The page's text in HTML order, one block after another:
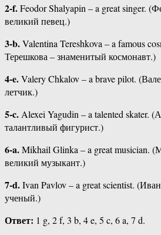
2-f.Feodor Shalyapin – a great singer.
великий певец.)
3-b.Valentina Tereshkova – a famous
Терешкова – знаменитый космонавт.)
4-e.Valery Chkalov – a brave pilot.
летчик.)
5-c. Alexei Yagudin – a talented skater.
талантливый фигурист.)
6-a.Mikhail Glinka – a great musician.
великий музыкант.)
7-d.Ivan Pavlov – a great scientist.
ученый.)
Ответ: 1 g, 2 f, 3 b, 4 e, 5 c, 6 a, 7 d.